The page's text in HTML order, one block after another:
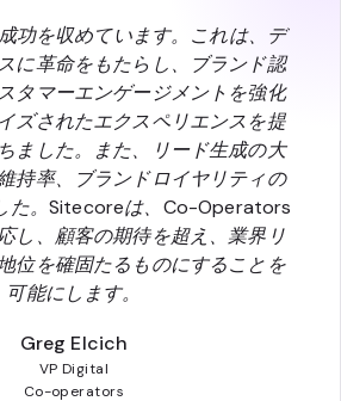
功を収めています。これは、デ
に革命をもたらし、ブランド認
タマーエンゲージメントを強化
ズされたエクスペリエンスを提
ました。また、リード生成の大
持率、ブランドロイヤリティの
た。Sitecoreは、Co-Operators
し、顧客の期待を超え、業界リ
位を確固たるものにすることを
可能にします。
Greg Elcich
VP Digital
Co-operators